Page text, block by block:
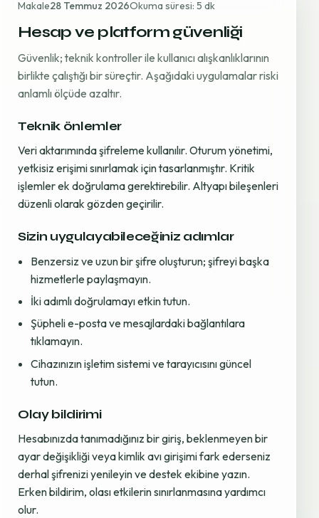
Makale28 Temmuz 2026Okuma süresi: 5 dk
Hesap ve platform güvenliği
Güvenlik; teknik kontroller ile kullanıcı alışkanlıklarının
birlikte çalıştığı bir süreçtir. Aşağıdaki uygulamalar riski
anlamlı ölçüde azaltır.
Teknik önlemler
Veri aktarımında şifreleme kullanılır. Oturum yönetimi,
yetkisiz erişimi sınırlamak için tasarlanmıştır. Kritik
işlemler ek doğrulama gerektirebilir. Altyapı bileşenleri
düzenli olarak gözden geçirilir.
Sizin uygulayabileceğiniz adımlar
Benzersiz ve uzun bir şifre oluşturun; şifreyi başka
hizmetlerle paylaşmayın.
İki adımlı doğrulamayı etkin tutun.
Şüpheli e-posta ve mesajlardaki bağlantılara
tıklamayın.
Cihazınızın işletim sistemi ve tarayıcısını güncel
tutun.
Olay bildirimi
Hesabınızda tanımadığınız bir giriş, beklenmeyen bir
ayar değişikliği veya kimlik avı girişimi fark ederseniz
derhal şifrenizi yenileyin ve destek ekibine yazın.
Erken bildirim, olası etkilerin sınırlanmasına yardımcı
olur.